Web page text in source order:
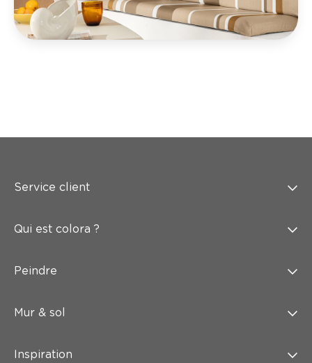
Service client
Qui est colora ?
Peindre
Mur & sol
Inspiration